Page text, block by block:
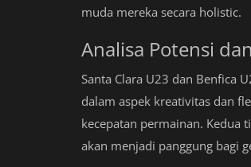
muda mereka secara holistic.
Analisa Potensi
Santa Clara U23 dan Benfica
dalam aspek kreativitas dan
kecepatan permainan. Kedua
akan menjadi panggung bagi